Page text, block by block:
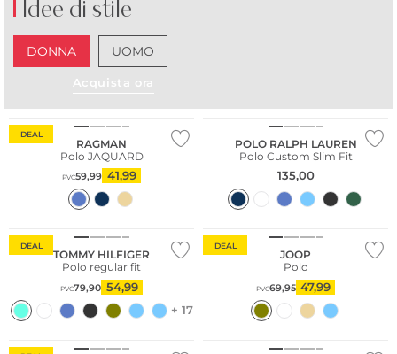
Idee di stile
DONNA UOMO
Acquista ora
DEAL
RAGMAN
Polo JAQUARD
PVC59,99 41,99
POLO RALPH LAUREN
Polo Custom Slim Fit
135,00
DEAL
TOMMY HILFIGER
Polo regular fit
PVC79,90 54,99
+ 17
DEAL
Sostenibile
JOOP
Polo
PVC69,95 47,99
Sostenibile Taglie grandi